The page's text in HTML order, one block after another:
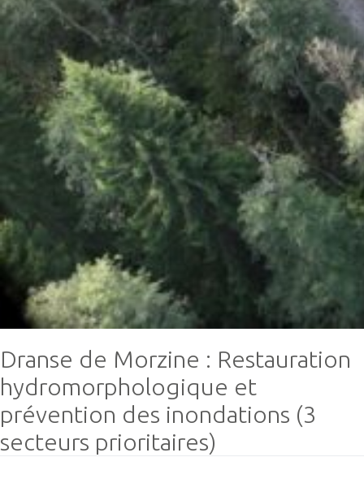
Dranse de Morzine : Restauration
hydromorphologique et
prévention des inondations (3
secteurs prioritaires)